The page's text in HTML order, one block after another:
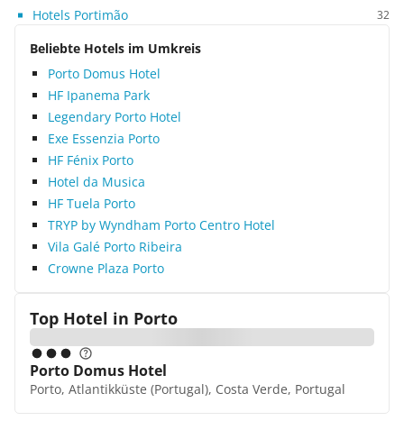
Hotels Portimão 32
Beliebte Hotels im Umkreis
Porto Domus Hotel
HF Ipanema Park
Legendary Porto Hotel
Exe Essenzia Porto
HF Fénix Porto
Hotel da Musica
HF Tuela Porto
TRYP by Wyndham Porto Centro Hotel
Vila Galé Porto Ribeira
Crowne Plaza Porto
Top Hotel in Porto
Porto Domus Hotel
Porto, Atlantikküste (Portugal), Costa Verde, Portugal